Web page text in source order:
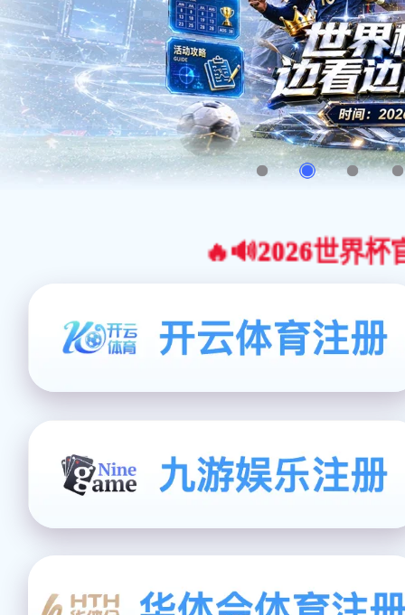
🔥🔊2026世界杯官网